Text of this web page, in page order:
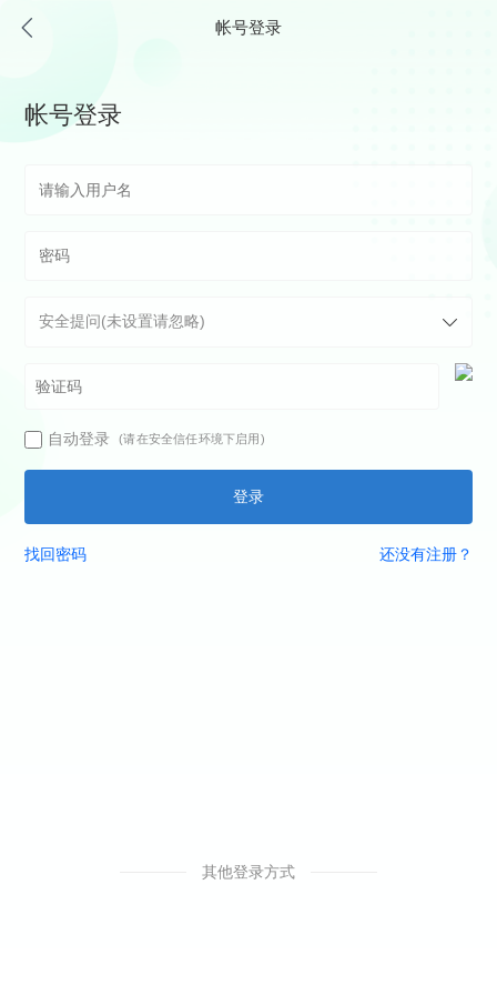
帐号登录
帐号登录
自动登录 (请在安全信任环境下启用)
登录
找回密码 还没有注册？
其他登录方式